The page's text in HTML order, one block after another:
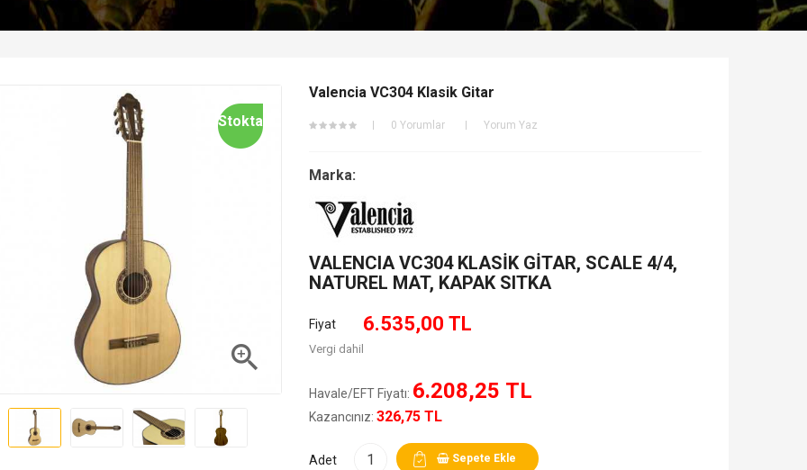

Stokta
Valencia VC304 Klasik Gitar
0 Yorumlar Yorum Yaz
Marka:
VALENCIA VC304 KLASİK GİTAR, SCALE 4/4,
NATUREL MAT, KAPAK SITKA
Fiyat 6.535,00 TL
Vergi dahil
Havale/EFT Fiyatı: 6.208,25 TL
Kazancınız: 326,75 TL
Adet Sepete Ekle